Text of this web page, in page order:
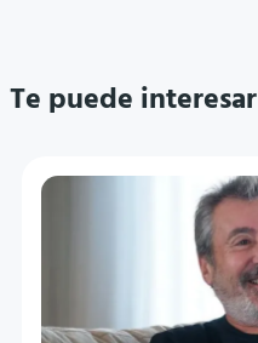
Te puede interesar